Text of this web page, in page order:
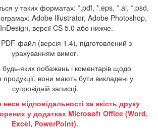
у таких форматах: *.pdf, *.eps, *.ai, *.psd,
Adobe Illustrator, Adobe Photoshop,
версії CS 5.0 або нижче.
файл (версія 1.4), підготовлений з
урахуванням вимог.
будь-яких побажань і коментарів щодо
продукції, вони мають бути викладені у
супровідній записці.
відповідальності за якість друку
у додатках Microsoft Office (Word,
Excel, PowerPoint).